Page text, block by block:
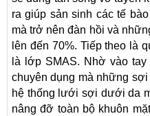
ra giúp sản sinh các tế
mà trở nên đàn hồi và
lên đến 70%. Tiếp theo là
là lớp SMAS. Nhờ vào
chuyên dụng mà những
hệ thống lưới sợi dưới da
nâng đỡ toàn bộ khuôn